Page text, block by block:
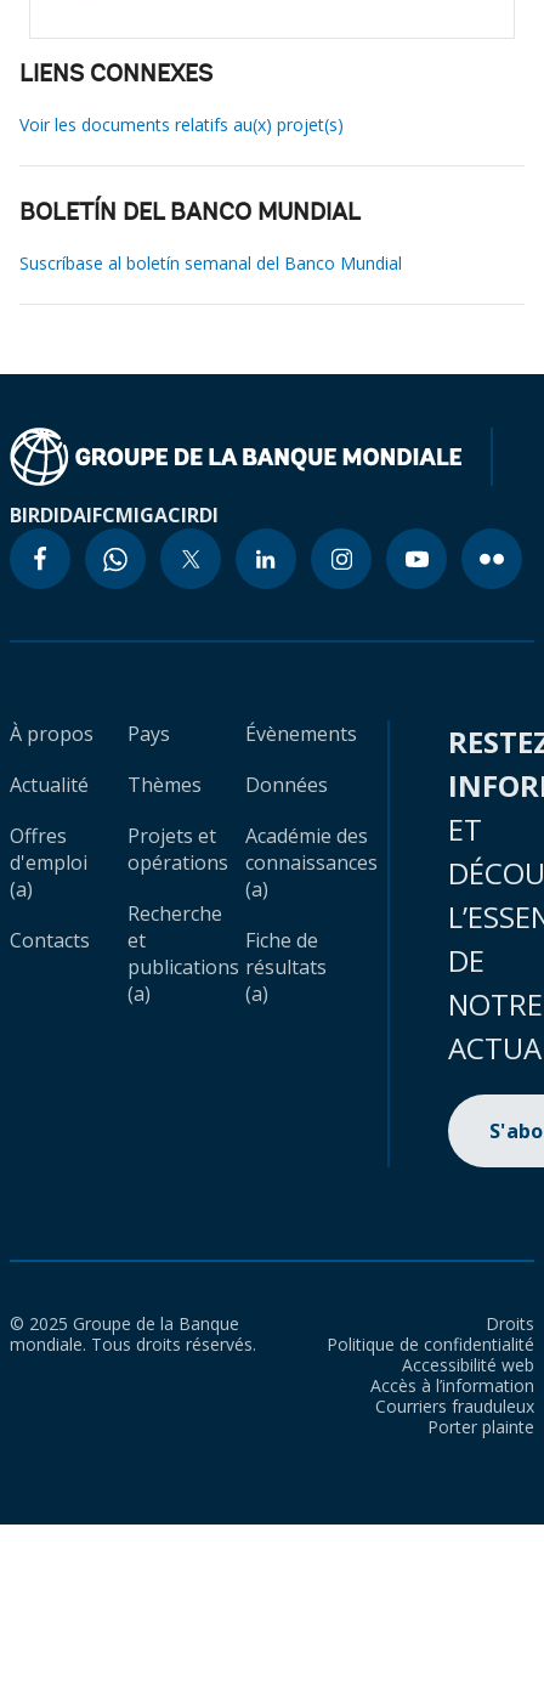
LIENS CONNEXES
Voir les documents relatifs au(x) projet(s)
BOLETÍN DEL BANCO MUNDIAL
Suscríbase al boletín semanal del Banco Mundial
BIRDIDAIFCMIGACIRDI
À propos
Actualité
Offres
d'emploi
(a)
Contacts
Pays
Thèmes
Projets et
opérations
Recherche
et
publications
(a)
Évènements
Données
Académie des
connaissances
(a)
Fiche de
résultats
(a)
ET
DE
NOTRE
© 2025 Groupe de la Banque
mondiale. Tous droits réservés.
Droits
Politique de confidentialité
Accessibilité web
Accès à l’information
Courriers frauduleux
Porter plainte